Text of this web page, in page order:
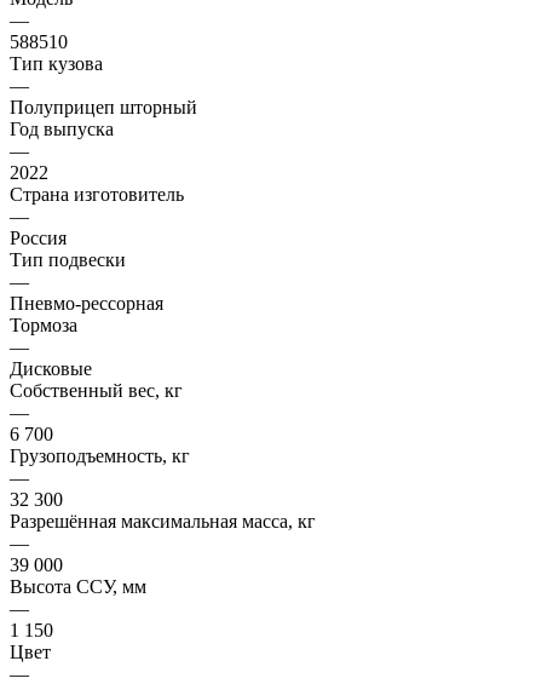
—
588510
Тип кузова
—
Полуприцеп шторный
Год выпуска
—
2022
Страна изготовитель
—
Россия
Тип подвески
—
Пневмо-рессорная
Тормоза
—
Дисковые
Собственный вес, кг
—
6 700
Грузоподъемность, кг
—
32 300
Разрешённая максимальная масса, кг
—
39 000
Высота ССУ, мм
—
1 150
Цвет
—